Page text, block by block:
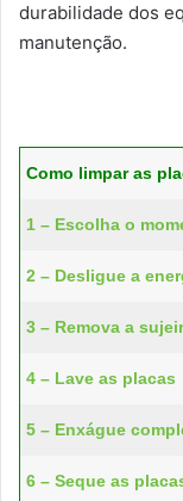
durabilidade dos
manutenção.
Como limpar as
1 – Escolha o
2 – Desligue a
3 – Remova a
4 – Lave as placas
5 – Enxágue
6 – Seque as